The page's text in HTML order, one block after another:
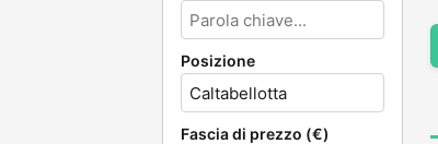
Posizione
Fascia di prezzo (€)